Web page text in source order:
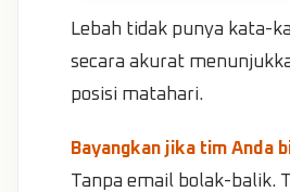
Lebah tidak punya kata-
secara akurat
posisi matahari.
Bayangkan jika tim Anda
Tanpa email bolak-balik.